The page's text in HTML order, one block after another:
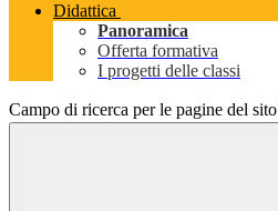
Didattica
Panoramica
Offerta formativa
I progetti delle classi
Campo di ricerca per le pagine del sito